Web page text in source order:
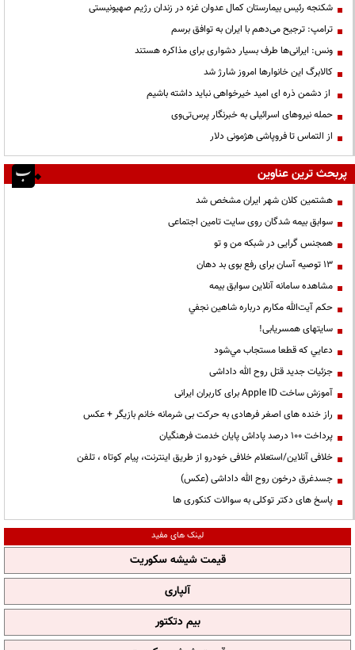
شکنجه رئیس بیمارستان کمال عدوان غزه در زندان رژیم صهیونیستی
ترامپ: ترجیح می‌دهم با ایران به توافق برسم
ونس: ایرانی‌ها طرف بسیار دشواری برای مذاکره هستند
کالابرگ این خانوارها امروز شارژ شد
از دشمن ذره ای امید خیرخواهی نباید داشته باشیم
حمله نیروهای اسرائیلی به خبرنگار پرس‌تی‌وی
از التماس تا فروپاشی هژمونی دلار
پربحث ترین عناوین
هشتمین کلان شهر ایران مشخص شد
سوابق بیمه شدگان روی سایت تامین اجتماعی
همجنس گرایی در شبکه من و تو
13 توصیه آسان برای رفع بوی بد دهان
مشاهده سامانه آنلاين سوابق بیمه
حكم آيت‌الله مكارم درباره شاهين نجفي
سایتهای همسریابی!
دعايي كه قطعا مستجاب مي‌شود
جزئیات جدید قتل روح الله داداشی
آموزش ساخت Apple ID برای کاربران ایرانی
راز خنده های اصغر فرهادی به حرکت بی شرمانه خانم بازیگر + عکس
پرداخت ۱۰۰ درصد پاداش پایان خدمت فرهنگیان
خلافی آنلاین/استعلام خلافی خودرو از طریق اینترنت، پیام کوتاه ، تلفن
جسدغرق درخون روح الله داداشی (عکس)
پاسخ های دکتر توکلی به سوالات کنکوری ها
لینک های مفید
قیمت شیشه سکوریت
آلپاری
بیم دتکتور